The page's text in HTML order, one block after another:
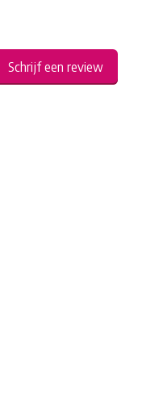
Schrijf een review